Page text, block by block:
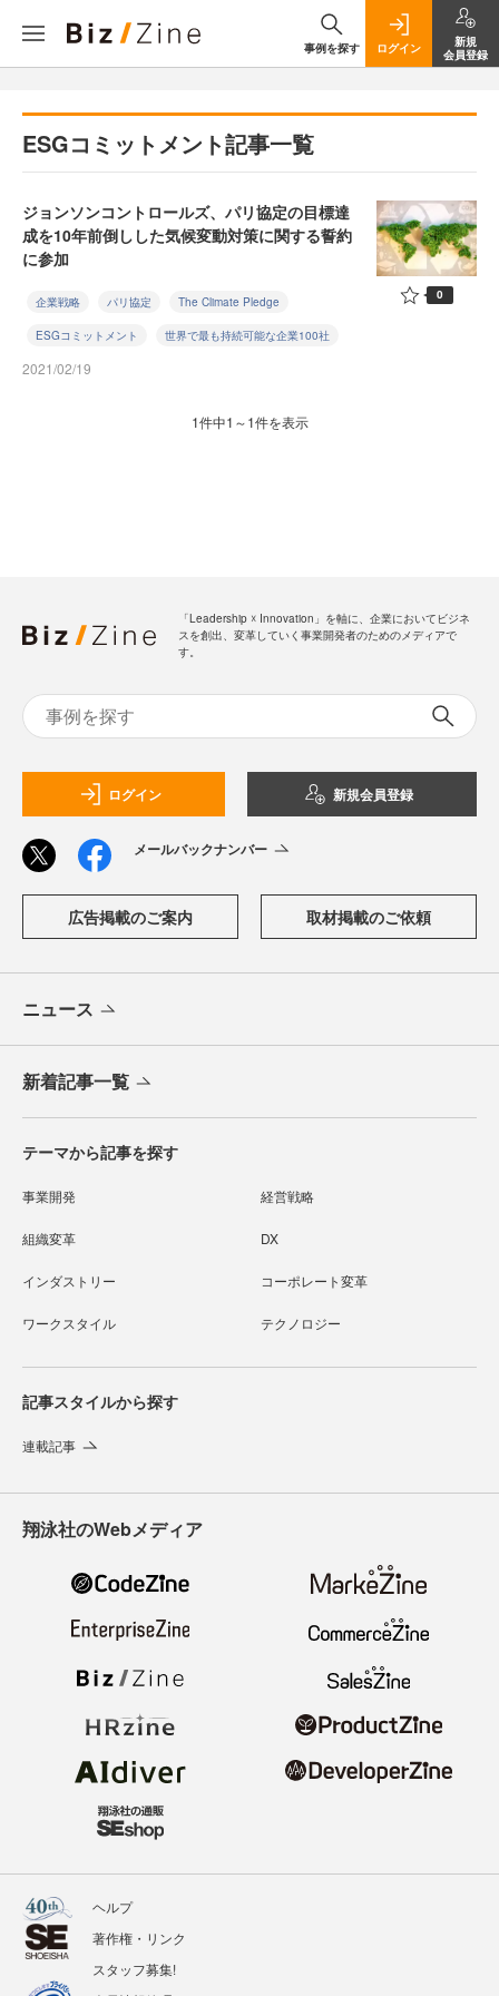
事例を探す ログイン
新規
会員登録
ESGコミットメント記事一覧
ジョンソンコントロールズ、パリ協定の目標達
成を10年前倒しした気候変動対策に関する誓約
に参加
企業戦略 パリ協定 The Climate Pledge
ESGコミットメント 世界で最も持続可能な企業100社
2021/02/19
0
1件中1～1件を表示
「Leadership ☓ Innovation」を軸に、企業においてビジネ
スを創出、変革していく事業開発者のためのメディアで
す。
ログイン 新規会員登録
メールバックナンバー
広告掲載のご案内 取材掲載のご依頼
ニュース
新着記事一覧
テーマから記事を探す
事業開発 経営戦略
組織変革 DX
インダストリー コーポレート変革
ワークスタイル テクノロジー
記事スタイルから探す
連載記事
翔泳社のWebメディア
ヘルプ
著作権・リンク
スタッフ募集!